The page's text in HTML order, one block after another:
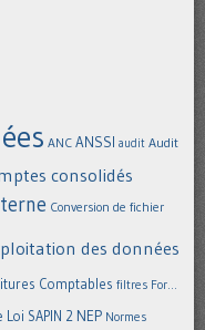
ANC ANSSI audit Audit
consolidés
Conversion de fichier
des données
Comptables filtres For...
Loi SAPIN 2 NEP Normes